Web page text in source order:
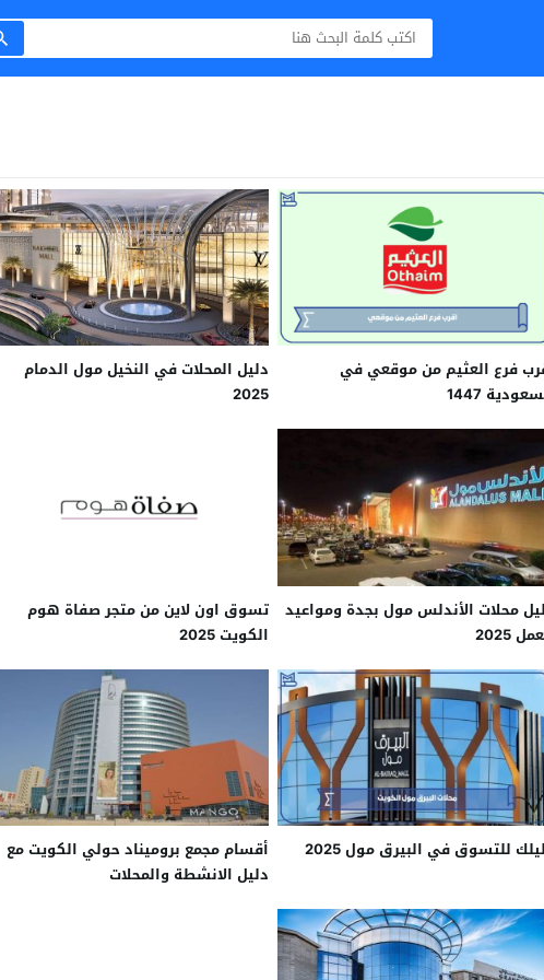
فرع العثيم من موقعي في
1447
دليل المحلات في النخيل مول الدمام
2025
محلات الأندلس مول بجدة ومواعيد
2025
تسوق اون لاين من متجر صفاة هوم
الكويت 2025
للتسوق في البيرق مول 2025
أقسام مجمع بروميناد حولي الكويت مع
دليل الانشطة والمحلات